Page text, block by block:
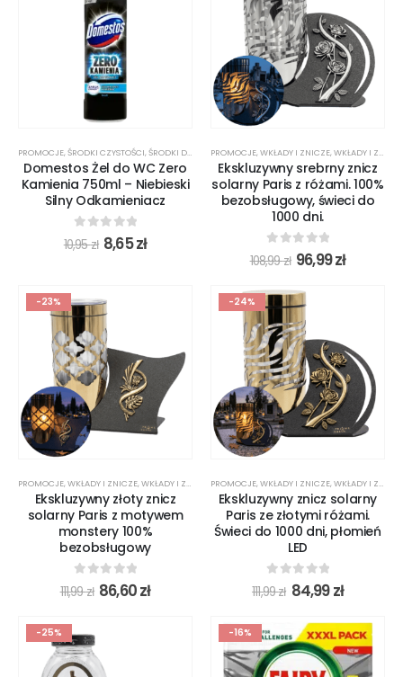
PROMOCJE,ŚRODKI CZYSTOŚCI,ŚRODKI DO TOALET
Domestos Żel do WC Zero
Kamienia 750ml – Niebieski
Silny Odkamieniacz
0out of 5
10,95zł 8,65zł
PROMOCJE,WKŁADY I ZNICZE,WKŁADY I ZNICZE LED
Ekskluzywny srebrny znicz
solarny Paris z różami. 100%
bezobsługowy, świeci do
1000 dni.
0out of 5
108,99zł 96,99zł
-23%
PROMOCJE,WKŁADY I ZNICZE,WKŁADY I ZNICZE LED
Ekskluzywny złoty znicz
solarny Paris z motywem
monstery 100%
bezobsługowy
0out of 5
111,99zł 86,60zł
-24%
PROMOCJE,WKŁADY I ZNICZE,WKŁADY I ZNICZE LED
Ekskluzywny znicz solarny
Paris ze złotymi różami.
Świeci do 1000 dni, płomień
LED
0out of 5
111,99zł 84,99zł
-25% -16%